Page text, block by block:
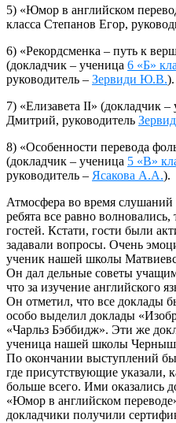
5) «Юмор в английском
класса Степанов Егор,
6) «Рекордсменка – путь к
(докладчик – ученица 6 «Б»
руководитель – Зервиди Ю.В.).
7) «Елизавета II» (докладчик –
Дмитрий, руководитель
8) «Особенности перевода
(докладчик – ученица 5 «В»
руководитель – Ясакова А.А.).
Атмосфера во время слушаний
ребята все равно
гостей. Кстати, гости были
задавали вопросы. Очень
ученик нашей школы
Он дал дельные советы
что за изучение английского
Он отметил, что все доклады
особо выделил доклады
«Чарльз Бэббидж». Эти же
ученица нашей школы
По окончании выступлений
где присутствующие указали,
больше всего. Ими оказались
«Юмор в английском
докладчики получили